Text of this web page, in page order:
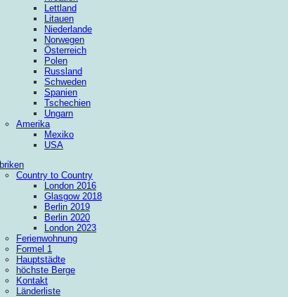
Lettland
Litauen
Niederlande
Norwegen
Österreich
Polen
Russland
Schweden
Spanien
Tschechien
Ungarn
Amerika
Mexiko
USA
Country to Country
London 2016
Glasgow 2018
Berlin 2019
Berlin 2020
London 2023
Ferienwohnung
Formel 1
Hauptstädte
höchste Berge
Kontakt
Länderliste